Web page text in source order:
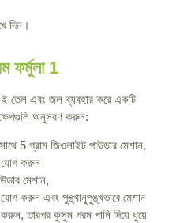
দিন।
ফর্মুলা 1
ই তেল এবং জল ব্যবহার করে একটি
অনুসরণ করুন:
5 গ্রাম জিওলাইট পাউডার মেশান,
যোগ করুন
মেশান,
করুন এবং পুঙ্খানুপুঙ্খভাবে মেশান
তারপর কুসুম গরম পানি দিয়ে ধুয়ে